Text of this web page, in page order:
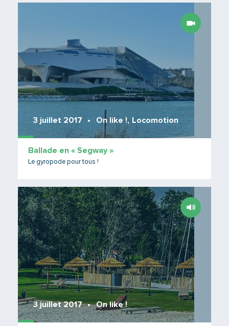
3 juillet 2017 On like !, Locomotion
Ballade en « Segway »
Le gyropode pour tous !
3 juillet 2017 On like !